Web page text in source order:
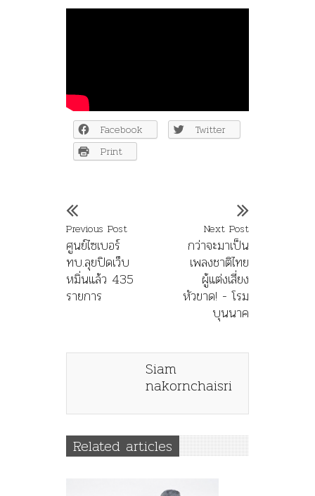
Facebook
Twitter
Print
Previous Post
ศูนย์ไซเบอร์
ทบ.ลุยปิดเว็บ
หมิ่นแล้ว 435
รายการ
Next Post
กว่าจะมาเป็น
เพลงชาติไทย
ผู้แต่งเสี่ยง
หัวขาด! - โรม
บุนนาค
Siam
nakornchaisri
Related articles